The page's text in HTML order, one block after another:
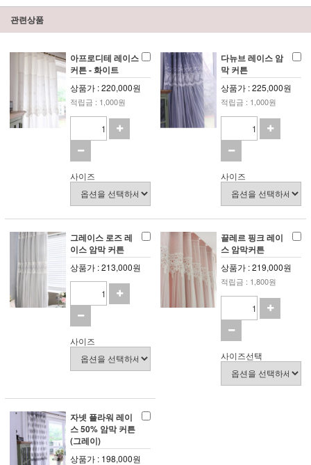
관련상품
아프로디테 레이스
커튼 - 화이트
상품가 : 220,000원
적립금 : 1,000원
사이즈
다뉴브 레이스 암
막 커튼
상품가 : 225,000원
적립금 : 1,000원
사이즈
그레이스 로즈 레
이스 암막 커튼
상품가 : 213,000원
사이즈
끌레르 핑크 레이
스 암막커튼
상품가 : 219,000원
적립금 : 1,800원
사이즈선택
자넷 플라워 레이
스 50% 암막 커튼
(그레이)
상품가 : 198,000원